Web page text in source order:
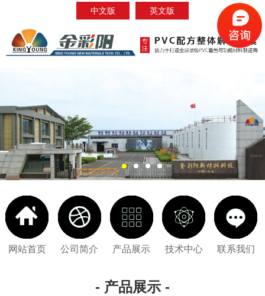
中文版 英文版
网站首页 公司简介 产品展示 技术中心 联系我们
- 产品展示 -